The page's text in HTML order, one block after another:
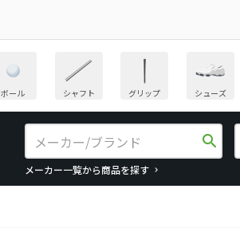
ボール シャフト グリップ シューズ
search
メーカー一覧から商品を探す